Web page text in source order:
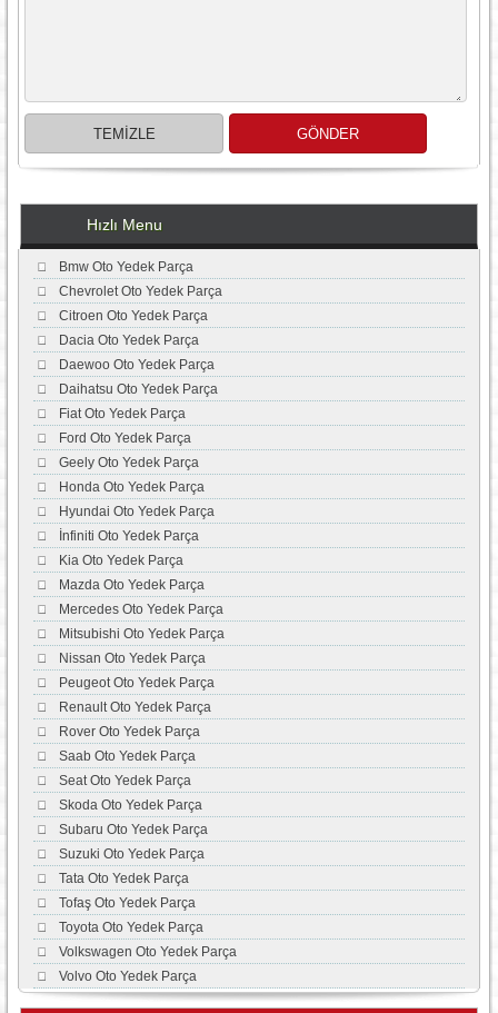
Hızlı Menu
Bmw Oto Yedek Parça
Chevrolet Oto Yedek Parça
Citroen Oto Yedek Parça
Dacia Oto Yedek Parça
Daewoo Oto Yedek Parça
Daihatsu Oto Yedek Parça
Fiat Oto Yedek Parça
Ford Oto Yedek Parça
Geely Oto Yedek Parça
Honda Oto Yedek Parça
Hyundai Oto Yedek Parça
İnfiniti Oto Yedek Parça
Kia Oto Yedek Parça
Mazda Oto Yedek Parça
Mercedes Oto Yedek Parça
Mitsubishi Oto Yedek Parça
Nissan Oto Yedek Parça
Peugeot Oto Yedek Parça
Renault Oto Yedek Parça
Rover Oto Yedek Parça
Saab Oto Yedek Parça
Seat Oto Yedek Parça
Skoda Oto Yedek Parça
Subaru Oto Yedek Parça
Suzuki Oto Yedek Parça
Tata Oto Yedek Parça
Tofaş Oto Yedek Parça
Toyota Oto Yedek Parça
Volkswagen Oto Yedek Parça
Volvo Oto Yedek Parça